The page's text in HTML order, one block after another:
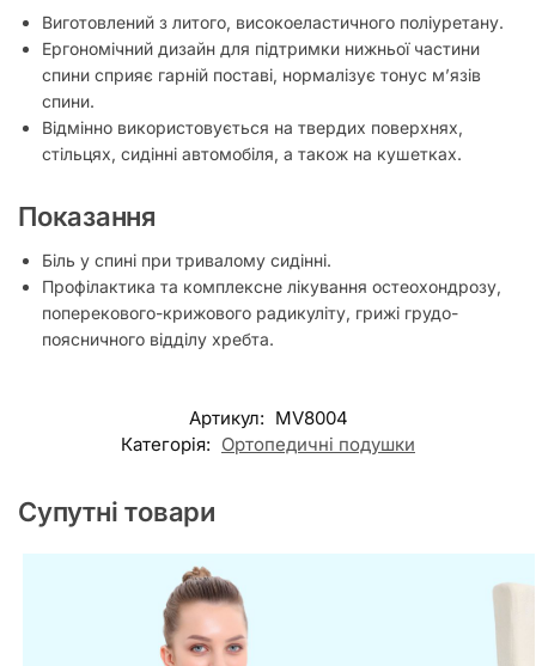
Виготовлений з литого, високоеластичного поліуретану.
Ергономічний дизайн для підтримки нижньої частини
спини сприяє гарній поставі, нормалізує тонус м’язів
спини.
Відмінно використовується на твердих поверхнях,
стільцях, сидінні автомобіля, а також на кушетках.
Показання
Біль у спині при тривалому сидінні.
Профілактика та комплексне лікування остеохондрозу,
поперекового-крижового радикуліту, грижі грудо-
поясничного відділу хребта.
Артикул: MV8004
Категорія: Ортопедичні подушки
Супутні товари